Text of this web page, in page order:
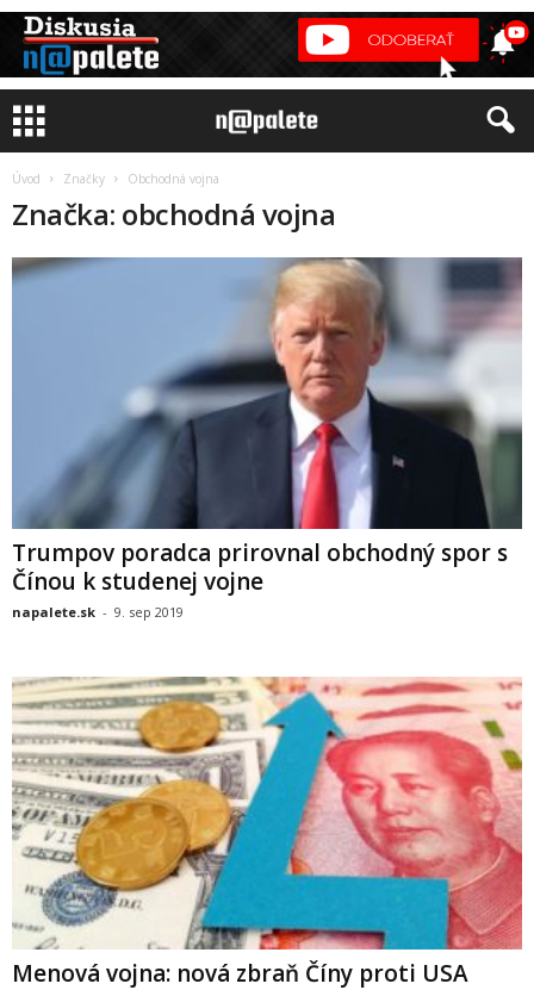
Úvod Značky Obchodná vojna
Značka: obchodná vojna
Trumpov poradca prirovnal obchodný spor s
Čínou k studenej vojne
napalete.sk - 9. sep 2019
Menová vojna: nová zbraň Číny proti USA